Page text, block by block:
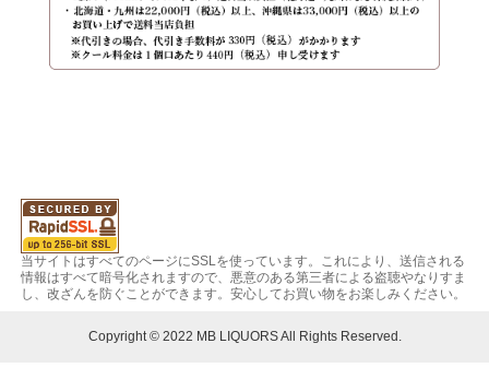
当サイトはすべてのページにSSLを使っています。これにより、送信される
情報はすべて暗号化されますので、悪意のある第三者による盗聴やなりすま
し、改ざんを防ぐことができます。安心してお買い物をお楽しみください。
Copyright © 2022 MB LIQUORS All Rights Reserved.